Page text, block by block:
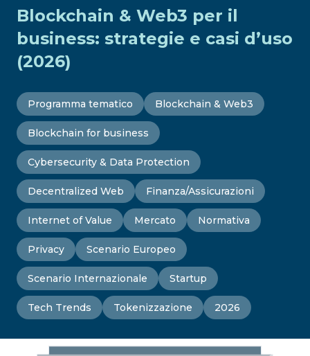
Blockchain & Web3 per il
business: strategie e casi d’uso
(2026)
Programma tematico Blockchain & Web3
Blockchain for business
Cybersecurity & Data Protection
Decentralized Web Finanza/Assicurazioni
Internet of Value Mercato Normativa
Privacy Scenario Europeo
Scenario Internazionale Startup
Tech Trends Tokenizzazione 2026